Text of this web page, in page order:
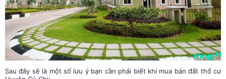
Sau đây sẽ là một số lưu ý bạn cần phải biết khi mua bán đất thổ cư